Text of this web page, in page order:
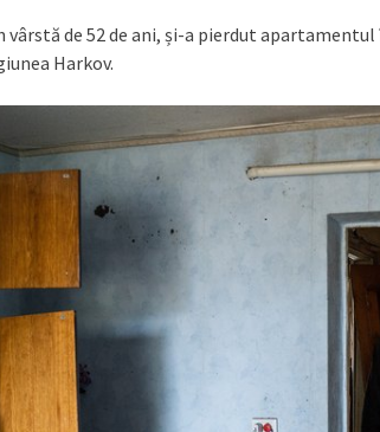
vârstă de 52 de ani, și-a pierdut
Harkov.